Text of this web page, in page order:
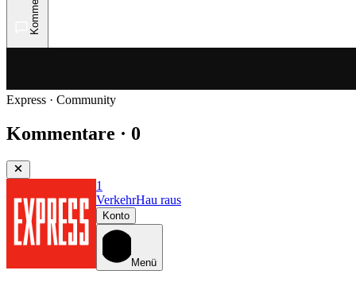
Express · Community
Kommentare · 0
1
VerkehrHau raus
Konto
Menü